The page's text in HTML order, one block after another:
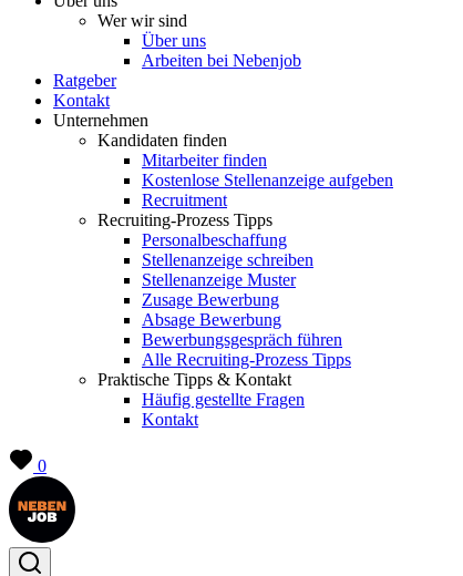
Wer wir sind
Über uns
Arbeiten bei Nebenjob
Ratgeber
Kontakt
Unternehmen
Kandidaten finden
Mitarbeiter finden
Kostenlose Stellenanzeige aufgeben
Recruitment
Recruiting-Prozess Tipps
Personalbeschaffung
Stellenanzeige schreiben
Stellenanzeige Muster
Zusage Bewerbung
Absage Bewerbung
Bewerbungsgespräch führen
Alle Recruiting-Prozess Tipps
Praktische Tipps & Kontakt
Häufig gestellte Fragen
Kontakt
0